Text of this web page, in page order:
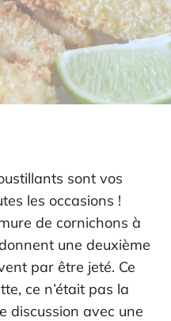
sont vos
les occasions !
de cornichons à
une deuxième
par être jeté. Ce
ce n’était pas la
discussion avec une